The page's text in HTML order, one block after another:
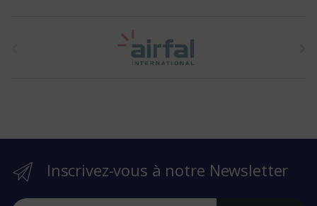
r
Inscrivez-vous à notre Newsletter